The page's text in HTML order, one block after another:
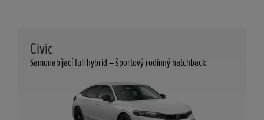
Civic
Samonabíjací full hybrid – športový rodinný hatchback